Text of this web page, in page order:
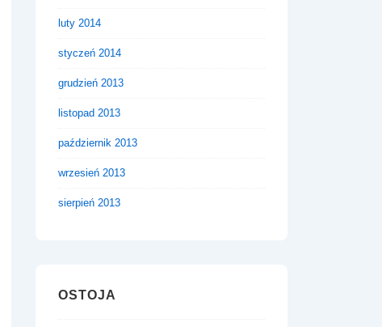
luty 2014
styczeń 2014
grudzień 2013
listopad 2013
październik 2013
wrzesień 2013
sierpień 2013
OSTOJA